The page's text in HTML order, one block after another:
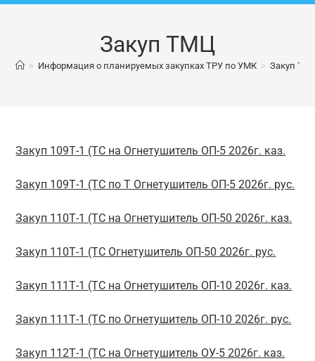
Закуп ТМЦ
> Информация о планируемых закупках ТРУ по УМК > Закуп
Закуп 109Т-1 (ТС на Огнетушитель ОП-5 2026г. каз.
Закуп 109Т-1 (ТС по Т Огнетушитель ОП-5 2026г. рус.
Закуп 110Т-1 (ТС на Огнетушитель ОП-50 2026г. каз.
Закуп 110Т-1 (ТС Огнетушитель ОП-50 2026г. рус.
Закуп 111Т-1 (ТС на Огнетушитель ОП-10 2026г. каз.
Закуп 111Т-1 (ТС по Огнетушитель ОП-10 2026г. рус.
Закуп 112Т-1 (ТС на Огнетушитель ОУ-5 2026г. каз.